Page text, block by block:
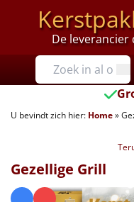
De
Prijzen
Tot €25
€25 tot €35
€40 tot €45
U bevindt zich hier: Home»
Gezellige Grill